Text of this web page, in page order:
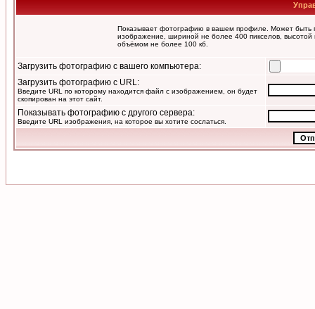
Показывает фотографию в вашем профиле. Может быть
изображение, шириной не более 400 пикселов, высотой
объёмом не более 100 кб.
Загрузить фотографию с вашего компьютера:
Загрузить фотографию с URL:
Введите URL по которому находится файл с изображением, он будет
скопирован на этот сайт.
Показывать фотографию с другого сервера:
Введите URL изображения, на которое вы хотите сослаться.